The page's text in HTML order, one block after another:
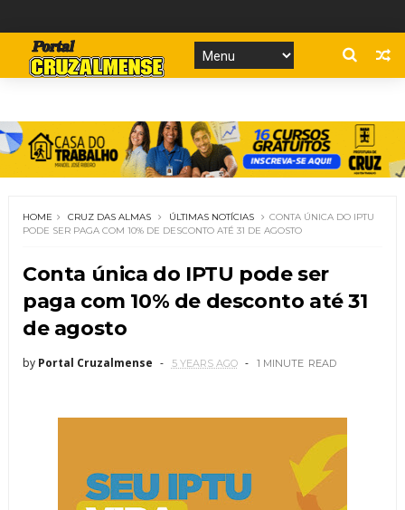
HOME CRUZ DAS ALMAS ÚLTIMAS NOTÍCIAS
CONTA ÚNICA DO IPTU
PODE SER PAGA COM 10% DE DESCONTO ATÉ 31 DE AGOSTO
Conta única do IPTU pode ser
paga com 10% de desconto até 31
de agosto
by Portal Cruzalmense 5 YEARS AGO 1 MINUTE READ